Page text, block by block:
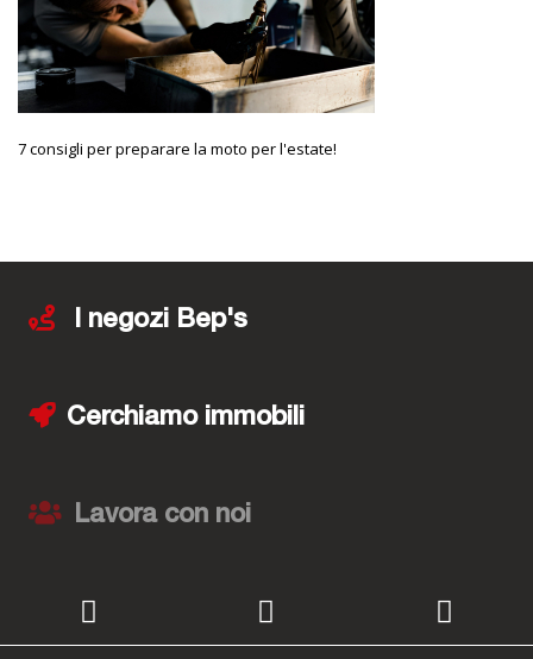
7 consigli per preparare la moto per l'estate!
I negozi Bep's
Cerchiamo immobili
Lavora con noi